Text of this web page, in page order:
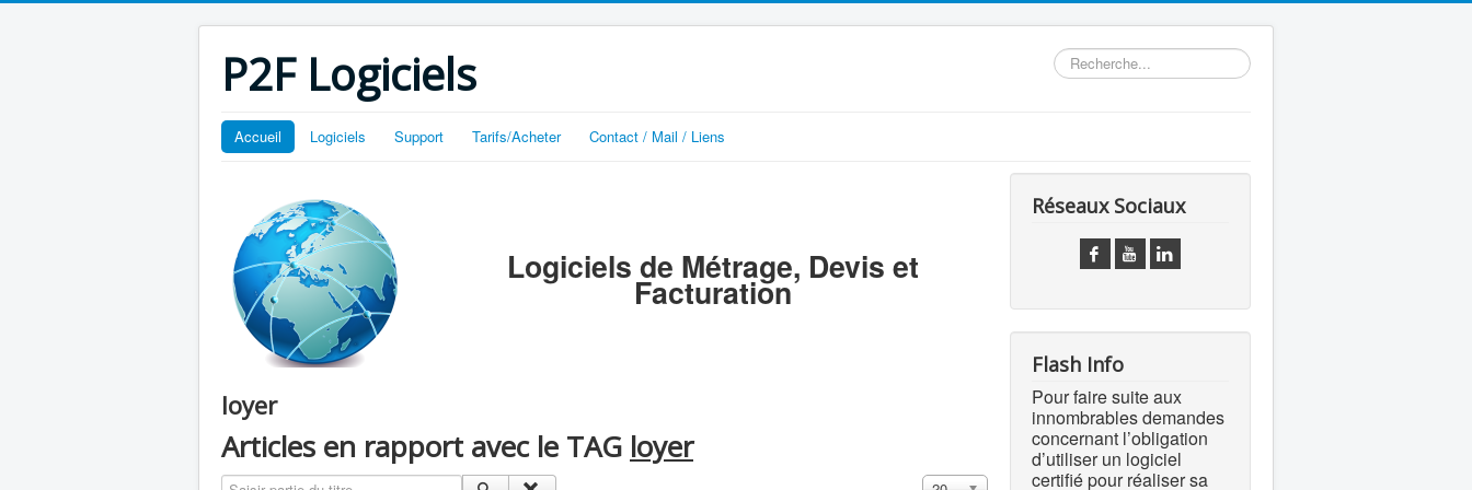
P2F Logiciels Rechercher
Accueil Logiciels Support Tarifs/Acheter Contact / Mail / Liens
Logiciels de Métrage, Devis et
Facturation
loyer
Articles en rapport avec le TAG loyer
Saisir partie du titre Affichage #
Réseaux Sociaux
Flash Info
Pour faire suite aux
innombrables demandes
concernant l’obligation
d’utiliser un logiciel
certifié pour réaliser sa